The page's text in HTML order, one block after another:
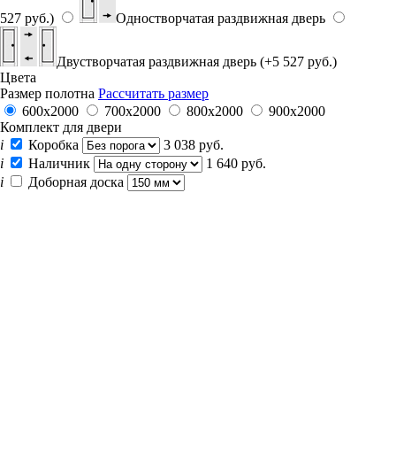
527 руб.) Одностворчатая раздвижная дверь
Двустворчатая раздвижная дверь (+5 527 руб.)
Цвета
Размер полотна Рассчитать размер
600x2000
700x2000 800x2000
900x2000
Комплект для двери
i
Коробка
3 038 руб.
i
Наличник
1 640 руб.
i
Доборная доска